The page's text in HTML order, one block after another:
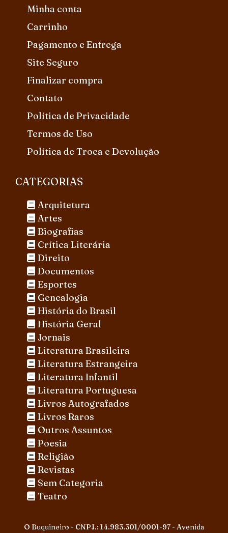
Minha conta
Carrinho
Pagamento e Entrega
Site Seguro
Finalizar compra
Contato
Política de Privacidade
Termos de Uso
Política de Troca e Devolução
CATEGORIAS
Arquitetura
Artes
Biografias
Crítica Literária
Direito
Documentos
Esportes
Genealogia
História do Brasil
História Geral
Jornais
Literatura Brasileira
Literatura Estrangeira
Literatura Infantil
Literatura Portuguesa
Livros Autografados
Livros Raros
Outros Assuntos
Poesia
Religião
Revistas
Sem Categoria
Teatro
O Buquineiro - CNPJ.: 14.983.301/0001-97 - Avenida